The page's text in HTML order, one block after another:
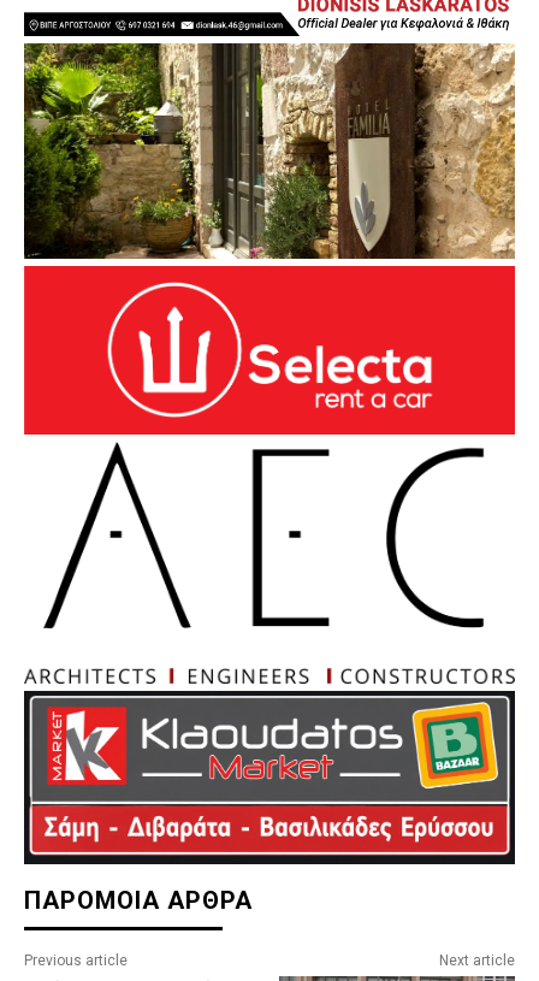
ΠΑΡΟΜΟΙΑ ΑΡΘΡΑ
Previous article Next article